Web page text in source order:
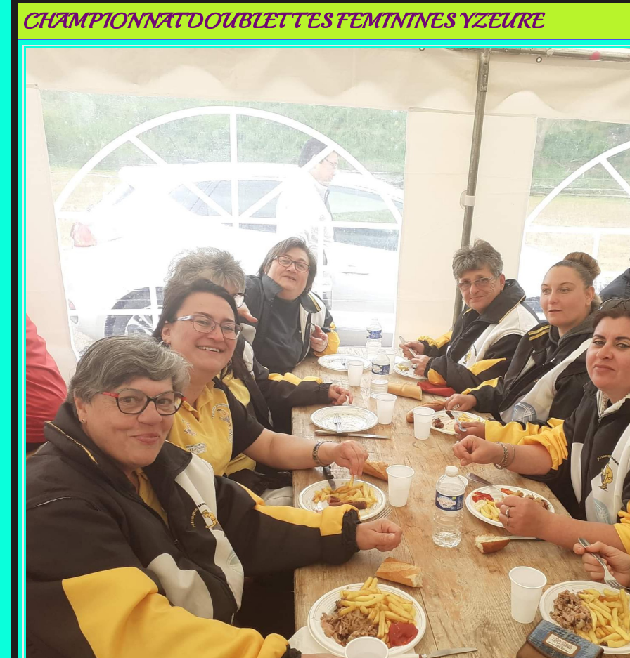
CHAMPIONNAT DOUBLETTES FEMININES YZEURE